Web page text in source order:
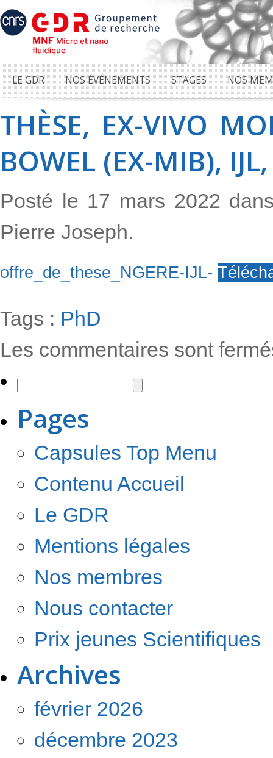
LE GDR NOS ÉVÉNEMENTS STAGES NOS
THÈSE, EX-VIVO
BOWEL (EX-MIB),
Posté le 17 mars 2022
Pierre Joseph.
offre_de_these_NGERE-IJL-
Tags : PhD
Les commentaires sont
Pages
Capsules Top Menu
Contenu Accueil
Le GDR
Mentions légales
Nos membres
Nous contacter
Prix jeunes Scientifiques
Archives
février 2026
décembre 2023